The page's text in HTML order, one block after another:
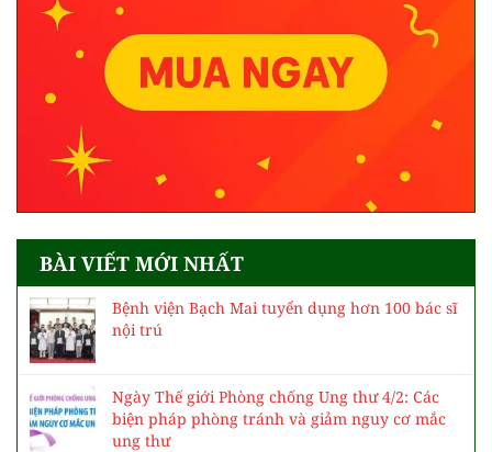
BÀI VIẾT MỚI NHẤT
Bệnh viện Bạch Mai tuyển dụng hơn 100 bác sĩ
nội trú
Ngày Thế giới Phòng chống Ung thư 4/2: Các
biện pháp phòng tránh và giảm nguy cơ mắc
ung thư